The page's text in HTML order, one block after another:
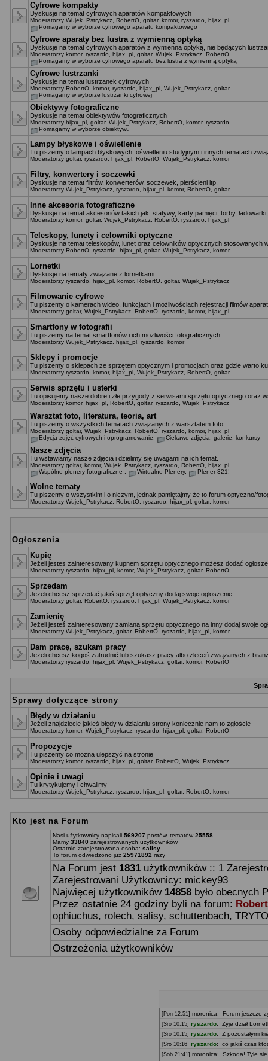
Cyfrowe kompakty
Dyskusje na temat cyfrowych aparatów kompaktowych
Moderatorzy Wujek_Pstrykacz RobertO goltar, komor, ryszardo
hijax_pl
Pomagamy w wyborze cyfrowego aparatu kompaktowego
Cyfrowe aparaty bez lustra z wymienną optyką
Dyskusje na temat cyfrowych aparatów z wymienną optyką, nie będących
Moderatorzy komor, ryszardo hijax_pl goltar, Wujek_Pstrykacz RobertO
Pomagamy w wyborze cyfrowego aparatu bez lustra z wymienną optyką
Cyfrowe lustrzanki
Dyskusje na temat lustrzanek cyfrowych
Moderatorzy RobertO komor, ryszardo hijax_pl Wujek_Pstrykacz goltar
Pomagamy w wyborze lustrzanki cyfrowej
Obiektywy fotograficzne
Dyskusje na temat obiektywów fotograficznych
Moderatorzy hijax_pl goltar, Wujek_Pstrykacz RobertO komor, ryszardo
Pomagamy w wyborze obiektywu
Lampy błyskowe i oświetlenie
Tu piszemy o lampach błyskowych, oświetleniu studyjnym i innych tematach
Moderatorzy goltar, ryszardo hijax_pl RobertO Wujek_Pstrykacz komor
Filtry, konwertery i soczewki
Dyskusje na temat filtrów, konwerterów, soczewek, pierścieni itp.
Moderatorzy Wujek_Pstrykacz ryszardo hijax_pl komor, RobertO goltar
Inne akcesoria fotograficzne
Dyskusje na temat akcesoriów takich jak: statywy, karty pamięci, torby,
Moderatorzy komor, goltar, Wujek_Pstrykacz RobertO ryszardo hijax_pl
Teleskopy, lunety i celowniki optyczne
Dyskusje na temat teleskopów, lunet oraz celowników optycznych stosowanych
Moderatorzy RobertO ryszardo hijax_pl goltar, Wujek_Pstrykacz komor
Lornetki
Dyskusje na tematy związane z lornetkami
Moderatorzy ryszardo hijax_pl komor, RobertO goltar, Wujek_Pstrykacz
Filmowanie cyfrowe
Tu piszemy o kamerach wideo, funkcjach i możliwościach rejestracji filmów
Moderatorzy goltar, Wujek_Pstrykacz RobertO ryszardo komor, hijax_pl
Smartfony w fotografii
Tu piszemy na temat smartfonów i ich możliwości fotograficznych
Moderatorzy Wujek_Pstrykacz hijax_pl ryszardo komor
Sklepy i promocje
Tu piszemy o sklepach ze sprzętem optycznym i promocjach oraz gdzie warto
Moderatorzy ryszardo komor, hijax_pl Wujek_Pstrykacz RobertO goltar
Serwis sprzętu i usterki
Tu opisujemy nasze dobre i złe przygody z serwisami sprzętu optycznego oraz
Moderatorzy komor, hijax_pl RobertO goltar, ryszardo Wujek_Pstrykacz
Warsztat foto, literatura, teoria, art
Tu piszemy o wszystkich tematach związanych z warsztatem foto.
Moderatorzy goltar, Wujek_Pstrykacz RobertO ryszardo komor, hijax_pl
Edycja zdjęć cyfrowych i oprogramowanie
Ciekawe zdjęcia, galerie, konkursy
Nasze zdjęcia
Tu wstawiamy nasze zdjęcia i dzielimy się uwagami na ich temat.
Moderatorzy goltar, komor, Wujek_Pstrykacz ryszardo RobertO hijax_pl
Wspólne plenery fotograficzne
Wirtualne Plenery, Plener 321!
Wolne tematy
Tu piszemy o wszystkim i o niczym, jednak pamiętajmy że to forum optyczno/
Moderatorzy Wujek_Pstrykacz RobertO ryszardo hijax_pl goltar, komor
Ogłoszenia
Kupię
Jeżeli jestes zainteresowany kupnem sprzętu optycznego możesz dodać
Moderatorzy ryszardo hijax_pl komor, Wujek_Pstrykacz goltar, RobertO
Sprzedam
Jeżeli chcesz sprzedać jakiś sprzęt optyczny dodaj swoje ogłoszenie
Moderatorzy goltar, RobertO ryszardo hijax_pl Wujek_Pstrykacz komor
Zamienię
Jeżeli jesteś zainteresowany zamianą sprzętu optycznego na inny dodaj swoje
Moderatorzy Wujek_Pstrykacz goltar, RobertO ryszardo hijax_pl komor
Dam pracę, szukam pracy
Jeżeli chcesz kogoś zatrudnić lub szukasz pracy albo zleceń związanych z
Moderatorzy ryszardo hijax_pl Wujek_Pstrykacz goltar, komor, RobertO
Sprawy dotyczące strony
Błędy w działaniu
Jeżeli znajdziecie jakieś błędy w działaniu strony koniecznie nam to zgłoście
Moderatorzy komor, Wujek_Pstrykacz ryszardo hijax_pl goltar, RobertO
Propozycje
Tu piszemy co mozna ulepszyć na stronie
Moderatorzy komor, ryszardo hijax_pl goltar, RobertO Wujek_Pstrykacz
Opinie i uwagi
Tu krytykujemy i chwalimy
Moderatorzy Wujek_Pstrykacz ryszardo hijax_pl goltar, RobertO komor
Kto jest na Forum
Nasi użytkownicy napisali 569207 postów, tematów 25558
Mamy 33840 zarejestrowanych użytkowników
Ostatnio zarejestrowana osoba: salisy
To forum odwiedzono już 25971892 razy
Na Forum jest 1831 użytkowników :: 1
Zarejestrowani Użytkownicy: mickey93
Najwięcej użytkowników 14858 było obecnych
Przez ostatnie 24 godziny byli na forum:
ophiuchus, rolech, salisy, schuttenbach,
Osoby odpowiedzialne za Forum
Ostrzeżenia użytkowników